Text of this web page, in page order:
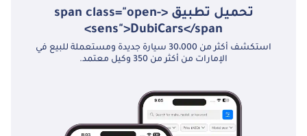
تحميل تطبيق <span class="open-
sens">DubiCars</span>
استكشف أكثر من 30،000 سيارة جديدة ومستعملة للبيع في
الإمارات من أكثر من 350 وكيل معتمد.